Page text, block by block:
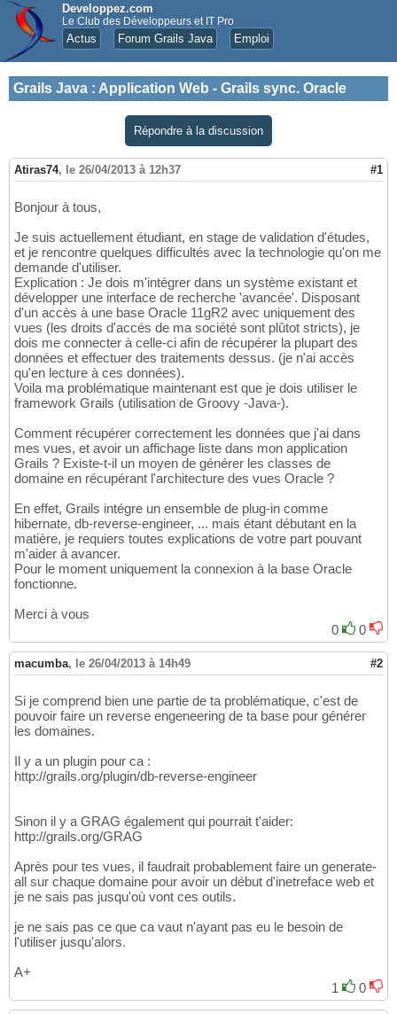
Developpez.com
Le Club des Développeurs et IT Pro
Actus Forum Grails Java Emploi
Grails Java : Application Web - Grails sync. Oracle
Répondre à la discussion
Atiras74, le 26/04/2013 à 12h37 #1
Bonjour à tous,
Je suis actuellement étudiant, en stage de validation d'études,
et je rencontre quelques difficultés avec la technologie qu'on me
demande d'utiliser.
Explication : Je dois m'intégrer dans un système existant et
développer une interface de recherche 'avancée'. Disposant
d'un accès à une base Oracle 11gR2 avec uniquement des
vues (les droits d'accés de ma société sont plûtot stricts), je
dois me connecter à celle-ci afin de récupérer la plupart des
données et effectuer des traitements dessus. (je n'ai accès
qu'en lecture à ces données).
Voila ma problématique maintenant est que je dois utiliser le
framework Grails (utilisation de Groovy -Java-).
Comment récupérer correctement les données que j'ai dans
mes vues, et avoir un affichage liste dans mon application
Grails ? Existe-t-il un moyen de générer les classes de
domaine en récupérant l'architecture des vues Oracle ?
En effet, Grails intégre un ensemble de plug-in comme
hibernate, db-reverse-engineer, ... mais étant débutant en la
matière, je requiers toutes explications de votre part pouvant
m'aider à avancer.
Pour le moment uniquement la connexion à la base Oracle
fonctionne.
Merci à vous
0
0
macumba, le 26/04/2013 à 14h49 #2
Si je comprend bien une partie de ta problématique, c'est de
pouvoir faire un reverse engeneering de ta base pour générer
les domaines.
Il y a un plugin pour ca :
http://grails.org/plugin/db-reverse-engineer
Sinon il y a GRAG également qui pourrait t'aider:
http://grails.org/GRAG
Après pour tes vues, il faudrait probablement faire un generate-
all sur chaque domaine pour avoir un début d'inetreface web et
je ne sais pas jusqu'où vont ces outils.
je ne sais pas ce que ca vaut n'ayant pas eu le besoin de
l'utiliser jusqu'alors.
A+
1
0